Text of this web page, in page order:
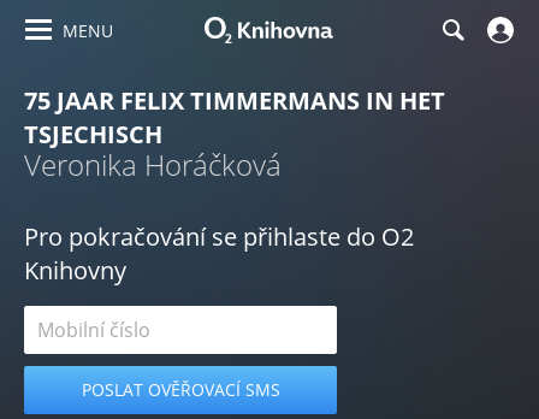
MENU
75 JAAR FELIX TIMMERMANS IN HET
TSJECHISCH
Veronika Horáčková
Pro pokračování se přihlaste do O2
Knihovny